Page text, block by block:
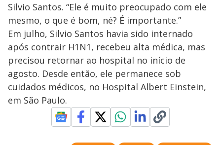
Silvio Santos. “Ele é muito preocupado com ele
mesmo, o que é bom, né? É importante.”
Em julho, Silvio Santos havia sido internado
após contrair H1N1, recebeu alta médica, mas
precisou retornar ao hospital no início de
agosto. Desde então, ele permanece sob
cuidados médicos, no Hospital Albert Einstein,
em São Paulo.